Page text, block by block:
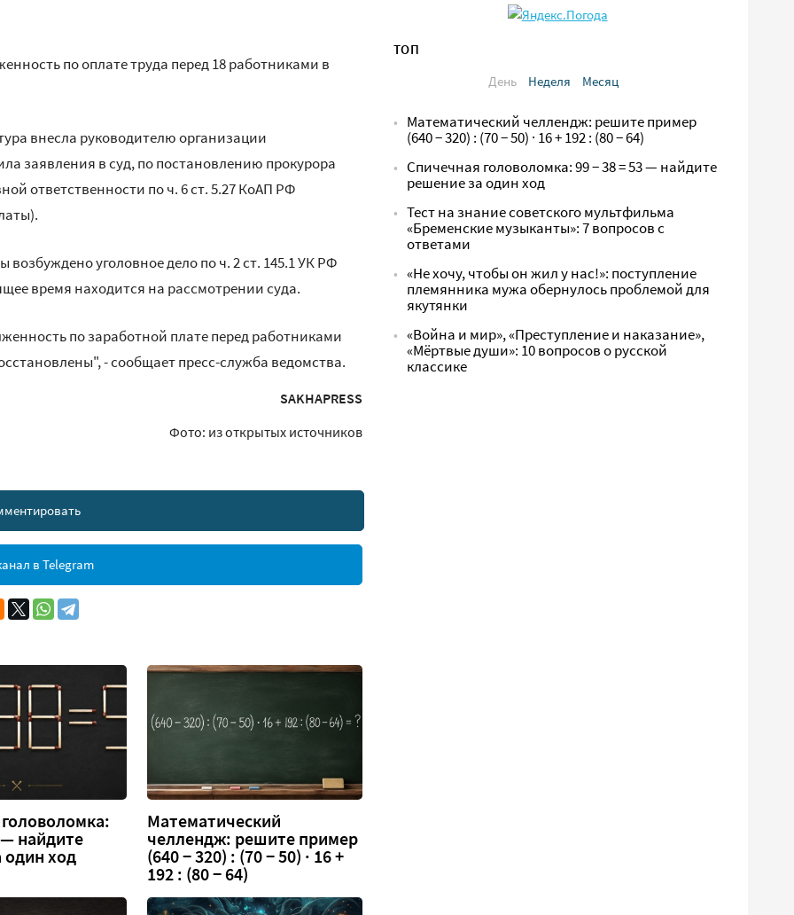
по оплате труда перед 18 работниками в
внесла руководителю организации
заявления в суд, по постановлению прокурора
ответственности по ч. 6 ст. 5.27 КоАП РФ
уголовное дело по ч. 2 ст. 145.1 УК РФ
время находится на рассмотрении суда.
по заработной плате перед работниками
- сообщает пресс-служба ведомства.
SAKHAPRESS
Фото: из открытых источников
в Telegram
— найдите
один ход
Математический
челлендж: решите пример
(640 − 320) : (70 − 50) · 16 +
192 : (80 − 64)
ТОП
День
Неделя Месяц
Математический челлендж: решите пример
(640 − 320) : (70 − 50) · 16 + 192 : (80 − 64)
Спичечная головоломка: 99 − 38 = 53 — найдите
решение за один ход
Тест на знание советского мультфильма
«Бременские музыканты»: 7 вопросов с
ответами
«Не хочу, чтобы он жил у нас!»: поступление
племянника мужа обернулось проблемой для
якутянки
«Война и мир», «Преступление и наказание»,
«Мёртвые души»: 10 вопросов о русской
классике